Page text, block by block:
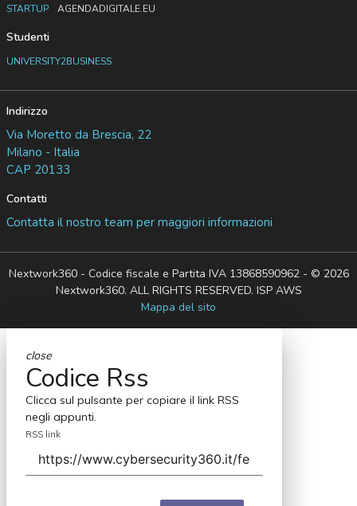
STARTUP
AGENDADIGITALE.EU
Studenti
UNIVERSITY2BUSINESS
Indirizzo
Via Moretto da Brescia, 22
Milano - Italia
CAP 20133
Contatti
Contatta il nostro team per maggiori informazioni
Nextwork360 - Codice fiscale e Partita IVA 13868590962 - © 2026
Nextwork360. ALL RIGHTS RESERVED. ISP AWS
Mappa del sito
close
Codice Rss
Clicca sul pulsante per copiare il link RSS
negli appunti.
RSS link